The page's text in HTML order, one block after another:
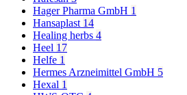
Hager Pharma GmbH 1
Hansaplast 14
Healing herbs 4
Heel 17
Helfe 1
Hermes Arzneimittel GmbH 5
Hexal 1